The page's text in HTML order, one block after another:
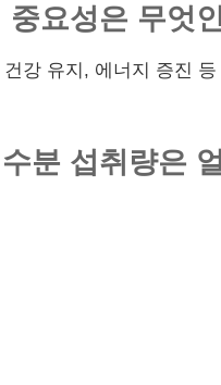
요성은 무엇
강 유지, 에너지 증진
분 섭취량은